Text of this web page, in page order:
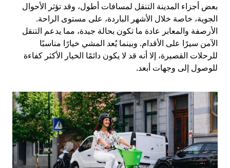
بعض أجزاء المدينة التنقل لمسافات أطول، وقد تؤثر الأحوال
الجوية، خاصة خلال الأشهر الباردة، على مستوى الراحة.
الأرصفة والمعابر عادة ما تكون بحالة جيدة، مما يدعم التنقل
الآمن سيرًا على الأقدام. وبينما يُعد المشي خيارًا مناسبًا
للرحلات القصيرة، إلا أنه قد لا يكون دائمًا الخيار الأكثر كفاءة
للوصول إلى وجهات أبعد.